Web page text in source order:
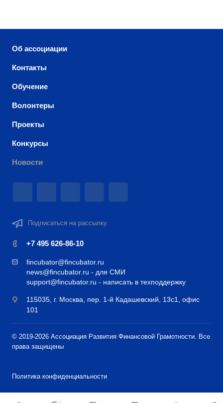
Об ассоциации
Контакты
Обучение
Волонтеры
Проекты
Конкурсы
Новости
Подписаться на рассылку
+7 495 626-86-10
fincubator@fincubator.ru
news@fincubator.ru - для СМИ
support@fincubator.ru - написать в техподдержку
115035, г. Москва, пер. 1-й Кадашевский, 13с1, офис
101
© 2019-2026 Ассоциация Развития Финансовой Грамотности. Все
права защищены
Политика конфиденциальности